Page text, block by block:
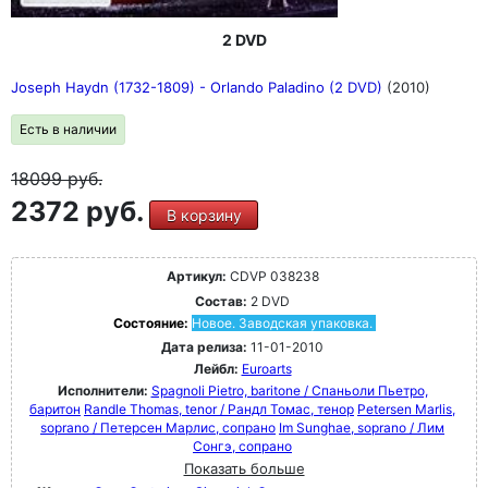
2 DVD
Joseph Haydn (1732-1809) - Orlando Paladino (2 DVD) (2010)
Есть в наличии
18099руб.
2372 руб. В корзину
Артикул: CDVP 038238
Состав: 2 DVD
Состояние: Новое. Заводская упаковка.
Дата релиза: 11-01-2010
Лейбл: Euroarts
Исполнители: Spagnoli Pietro, baritone / Спаньоли Пьетро,
баритон Randle Thomas, tenor / Рандл Томас, тенор Petersen Marlis,
soprano / Петерсен Марлис, сопрано Im Sunghae, soprano / Лим
Сонгэ, сопрано
Показать больше